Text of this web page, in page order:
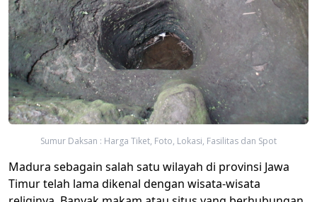
Sumur Daksan : Harga Tiket, Foto, Lokasi, Fasilitas dan Spot
Madura sebagain salah satu wilayah di provinsi Jawa
Timur telah lama dikenal dengan wisata-wisata